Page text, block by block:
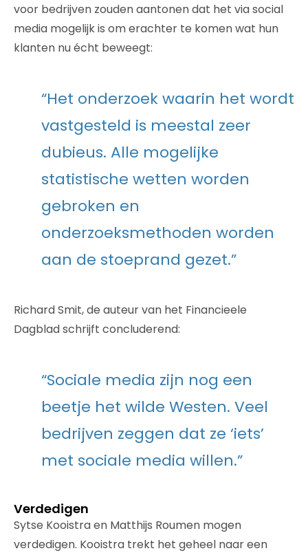
voor bedrijven zouden aantonen dat het via social
media mogelijk is om erachter te komen wat hun
klanten nu écht beweegt:
“Het onderzoek waarin het wordt
vastgesteld is meestal zeer
dubieus. Alle mogelijke
statistische wetten worden
gebroken en
onderzoeksmethoden worden
aan de stoeprand gezet.”
Richard Smit, de auteur van het Financieele
Dagblad schrijft concluderend:
“Sociale media zijn nog een
beetje het wilde Westen. Veel
bedrijven zeggen dat ze ‘iets’
met sociale media willen.”
Verdedigen
Sytse Kooistra en Matthijs Roumen mogen
verdedigen. Kooistra trekt het geheel naar een